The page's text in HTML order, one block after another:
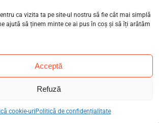
ca vizita ta pe site-ul nostru să fie cât mai simplă
ajută să ținem minte ce ai pus în coș și să îți arătăm
Acceptă
Refuză
cookie-uri Politică de confidențialitate